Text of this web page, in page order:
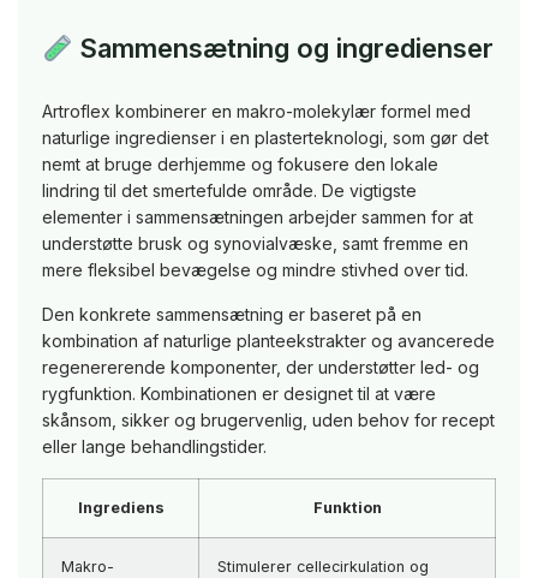
Sammensætning og ingredienser
Artroflex kombinerer en makro-molekylær formel med
naturlige ingredienser i en plasterteknologi, som gør det
nemt at bruge derhjemme og fokusere den lokale
lindring til det smertefulde område. De vigtigste
elementer i sammensætningen arbejder sammen for at
understøtte brusk og synovialvæske, samt fremme en
mere fleksibel bevægelse og mindre stivhed over tid.
Den konkrete sammensætning er baseret på en
kombination af naturlige planteekstrakter og avancerede
regenererende komponenter, der understøtter led- og
rygfunktion. Kombinationen er designet til at være
skånsom, sikker og brugervenlig, uden behov for recept
eller lange behandlingstider.
Ingrediens Funktion
Makro-
Stimulerer cellecirkulation og